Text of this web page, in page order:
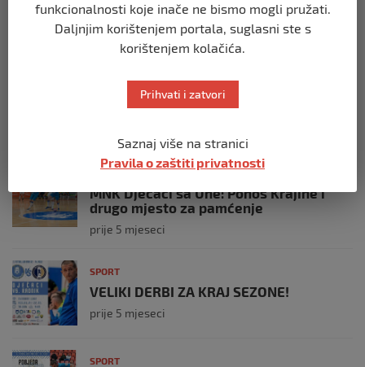
Adegbuyija!
prije 1 mjesec
CAZIN SPREMAN ZA SPEKTAKL KUPA
SPORT
MNK Dječaci sa Une: Ponos Krajine i
drugo mjesto za pamćenje
prije 5 mjeseci
SPORT
VELIKI DERBI ZA KRAJ SEZONE!
prije 5 mjeseci
SPORT
funkcionalnosti koje inače ne bismo mogli pružati.
Daljnjim korištenjem portala, suglasni ste s
korištenjem kolačića.
Prihvati i zatvori
Saznaj više na stranici
Pravila o zaštiti privatnosti